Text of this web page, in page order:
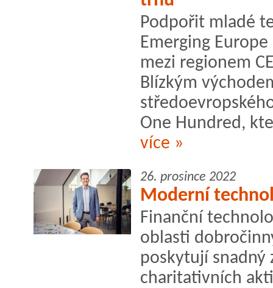
Podpořit mladé
Emerging
mezi regionem
Blízkým
One Hundred,
více »
26. prosince 2022
Moderní
Finanční
oblasti
poskytují snadný
charitativních